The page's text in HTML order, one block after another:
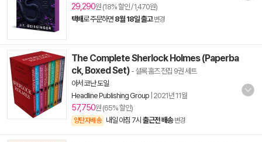
29,290원 (18% 할인 / 1,470원)
택배로 주문하면 8월 18일 출고 변경
The Complete Sherlock Holmes (Paperba
ck, Boxed Set) - 셜록 홈즈 전집 9권 세트
아서 코난 도일
Headline Publishing Group 2021년 11월
57,750원 (65% 할인)
양탄자배송 내일 아침 7시 출근전 배송 변경